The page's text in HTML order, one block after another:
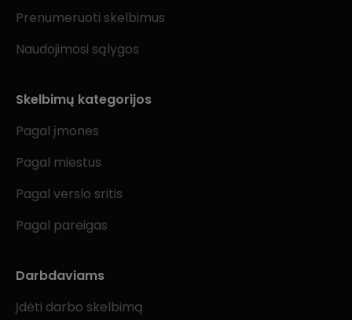
Prenumeruoti skelbimus
Naudojimosi sąlygos
Skelbimų kategorijos
Pagal įmones
Pagal miestus
Pagal verslo sritis
Pagal pareigas
Darbdaviams
Įdėti darbo skelbimą